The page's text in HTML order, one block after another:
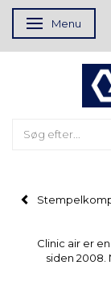
SkifteMenu
Clinic air er
siden 2008.